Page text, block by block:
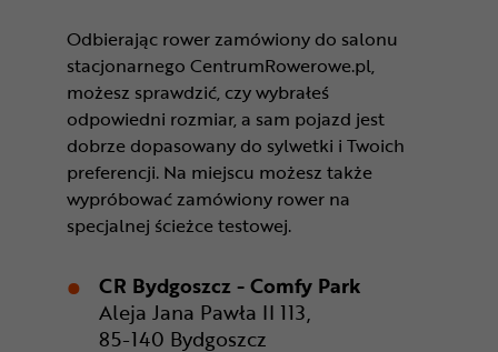
Odbierając rower zamówiony do salonu
stacjonarnego CentrumRowerowe.pl,
możesz sprawdzić, czy wybrałeś
odpowiedni rozmiar, a sam pojazd jest
dobrze dopasowany do sylwetki i Twoich
preferencji. Na miejscu możesz także
wypróbować zamówiony rower na
specjalnej ścieżce testowej.
CR Bydgoszcz - Comfy Park
Aleja Jana Pawła II 113,
85-140 Bydgoszcz